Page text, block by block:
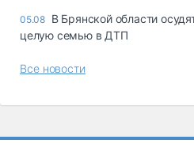
05.08 В Брянской области
целую семью в ДТП
Все новости